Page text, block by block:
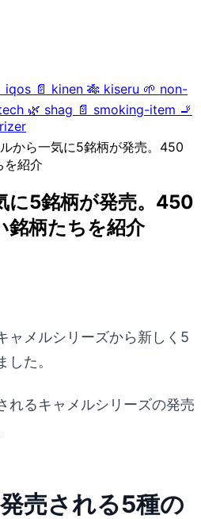
iqos 📄 kinen 🎋 kiseru 🌱 non-
🌿 shag 📄 smoking-item 🚬
から一気に5銘柄が発売。450
を紹介
に5銘柄が発売。450
銘柄たちを紹介
ャメルシリーズから新しく5
した。
れるキャメルシリーズの発売
売される5種の